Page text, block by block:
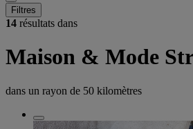
Filtres
14 résultats dans
Maison & Mode
dans un rayon de 50 kilomètres